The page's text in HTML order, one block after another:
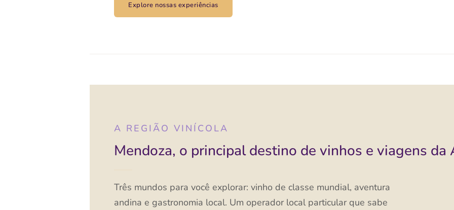
Explore nossas experiências
A REGIÃO VINÍCOLA
Mendoza, o principal destino de vinhos e viagens da
Três mundos para você explorar: vinho de classe mundial, aventura
andina e gastronomia local. Um operador local particular que sabe